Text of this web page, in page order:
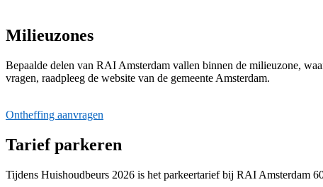
Milieuzones
Bepaalde delen van RAI Amsterdam vallen binnen de milieuzone,
vragen, raadpleeg de website van de gemeente Amsterdam.
Ontheffing aanvragen
Tarief parkeren
Tijdens Huishoudbeurs 2026 is het parkeertarief bij RAI Amsterdam